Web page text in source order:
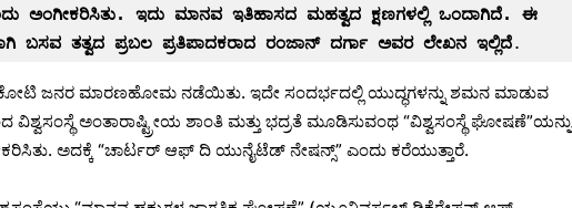
ಅಂಗೀಕರಿಸಿತು. ಇದು ಮಾನವ ಇತಿಹಾಸದ ಮಹತ್ವದ ಕ್ಷಣಗಳಲ್ಲಿ ಒಂದಾಗಿದೆ. ಈ
ಸಂದರ್ಭದಲ್ಲಿ ಓದುಗರಿಗಾಗಿ ಬಸವ ತತ್ವದ ಪ್ರಬಲ ಪ್ರತಿಪಾದಕರಾದ ರಂಜಾನ್‌ ದರ್ಗಾ ಅವರ ಲೇಖನ ಇಲ್ಲಿದೆ.
ಜನರ ಮಾರಣಹೋಮ ನಡೆಯಿತು. ಇದೇ ಸಂದರ್ಭದಲ್ಲಿ ಯುದ್ಧಗಳನ್ನು ಶಮನ ಮಾಡುವ
ವಿಶ್ವಸಂಸ್ಥೆ ಅಂತಾರಾಷ್ಟ್ರೀಯ ಶಾಂತಿ ಮತ್ತು ಭದ್ರತೆ ಮೂಡಿಸುವಂಥ “ವಿಶ್ವಸಂಸ್ಥೆ ಘೋಷಣೆ”ಯನ್ನು
ಅದಕ್ಕೆ “ಚಾರ್ಟರ್ ಆಫ್ ದಿ ಯುನೈಟೆಡ್ ನೇಷನ್ಸ್” ಎಂದು ಕರೆಯುತ್ತಾರೆ.